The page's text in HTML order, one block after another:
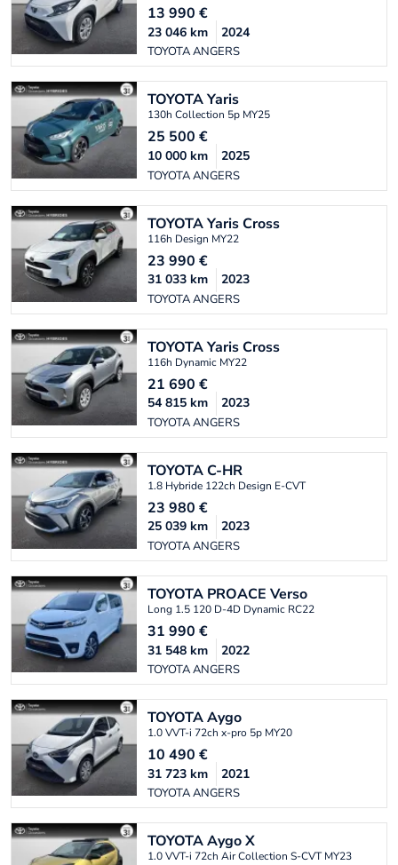
13 990 €
TOYOTA ANGERS
23 046 km 2024
TOYOTAYaris
130h Collection 5p MY25
25 500 €
TOYOTA ANGERS
10 000 km 2025
TOYOTAYaris Cross
116h Design MY22
23 990 €
TOYOTA ANGERS
31 033 km 2023
TOYOTAYaris Cross
116h Dynamic MY22
21 690 €
TOYOTA ANGERS
54 815 km 2023
TOYOTAC-HR
1.8 Hybride 122ch Design E-CVT
23 980 €
TOYOTA ANGERS
25 039 km 2023
TOYOTA PROACE Verso
Long 1.5 120 D-4D Dynamic RC22
31 990 €
TOYOTA ANGERS
31 548 km 2022
TOYOTAAygo
1.0 VVT-i 72ch x-pro 5p MY20
10 490 €
TOYOTA ANGERS
31 723 km 2021
TOYOTAAygo X
1.0 VVT-i 72ch Air Collection S-CVT MY23